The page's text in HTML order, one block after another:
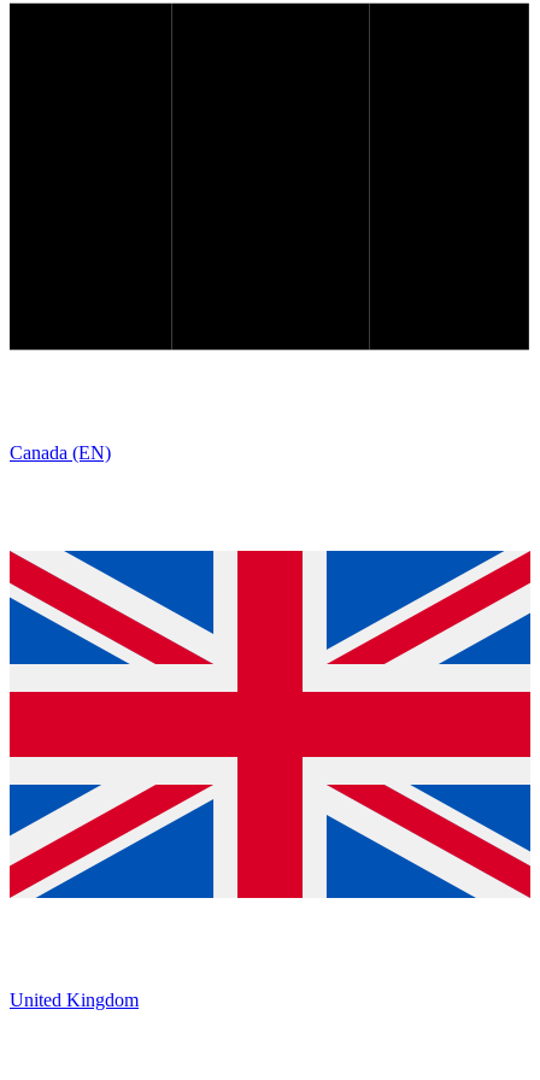
Canada (EN)
United Kingdom